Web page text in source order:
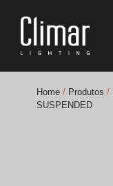
Home / Produtos /
SUSPENDED